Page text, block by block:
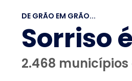
DE GRÃO EM GRÃO...
Sorriso
2.468 municípios